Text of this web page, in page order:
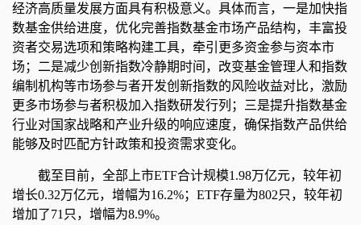
经济高质量发展方面具有积极意义。具体而言，一是加快指
数基金供给进度，优化完善指数基金市场产品结构，丰富投
资者交易选项和策略构建工具，牵引更多资金参与资本市
场；二是减少创新指数冷静期时间，改变基金管理人和指数
编制机构等市场参与者开发创新指数的风险收益对比，激励
更多市场参与者积极加入指数研发行列；三是提升指数基金
行业对国家战略和产业升级的响应速度，确保指数产品供给
能够及时匹配方针政策和投资需求变化。
截至目前，全部上市ETF合计规模1.98万亿元，较年初
增长0.32万亿元，增幅为16.2%；ETF存量为802只，较年初
增加了71只，增幅为8.9%。